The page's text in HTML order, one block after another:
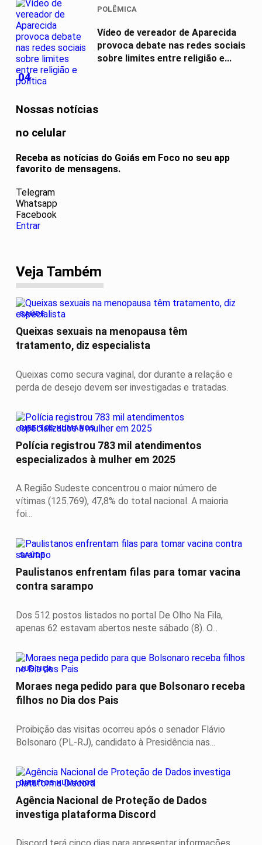
04
POLÊMICA
Vídeo de vereador de Aparecida
provoca debate nas redes sociais
sobre limites entre religião e...
Nossas notícias
no celular
Receba as notícias do Goiás em Foco no seu app
favorito de mensagens.
Telegram
Whatsapp
Facebook
Entrar
Veja Também
SAÚDE
Queixas sexuais na menopausa têm
tratamento, diz especialista
Queixas como secura vaginal, dor durante a relação e
perda de desejo devem ser investigadas e tratadas.
DIREITOS HUMANOS
Polícia registrou 783 mil atendimentos
especializados à mulher em 2025
A Região Sudeste concentrou o maior número de
vítimas (125.769), 47,8% do total nacional. A maioria
foi...
SAÚDE
Paulistanos enfrentam filas para tomar vacina
contra sarampo
Dos 512 postos listados no portal De Olho Na Fila,
apenas 62 estavam abertos neste sábado (8). O...
JUSTIÇA
Moraes nega pedido para que Bolsonaro receba
filhos no Dia dos Pais
Proibição das visitas ocorreu após o senador Flávio
Bolsonaro (PL-RJ), candidato à Presidência nas...
DIREITOS HUMANOS
Agência Nacional de Proteção de Dados
investiga plataforma Discord